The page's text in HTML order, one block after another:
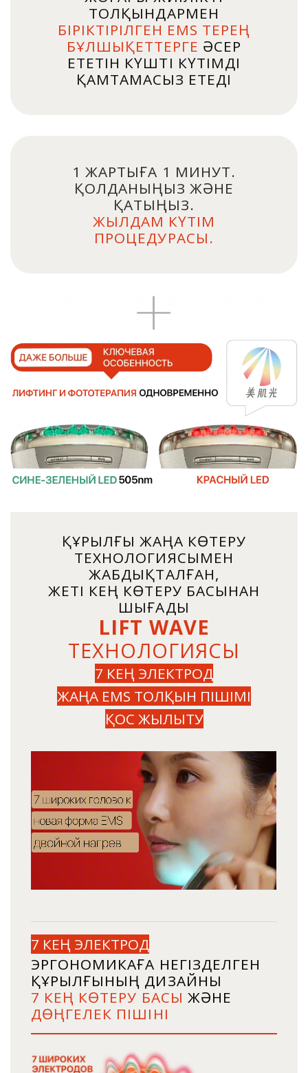
ТОЛҚЫНДАРМЕН
БІРІКТІРІЛГЕН EMS ТЕРЕҢ
БҰЛШЫҚЕТТЕРГЕ ӘСЕР
ЕТЕТІН КҮШТІ КҮТІМДІ
ҚАМТАМАСЫЗ ЕТЕДІ
1 ЖАРТЫҒА 1 МИНУТ.
ҚОЛДАНЫҢЫЗ ЖӘНЕ
ҚАТЫҢЫЗ.
ЖЫЛДАМ КҮТІМ
ПРОЦЕДУРАСЫ.
ҚҰРЫЛҒЫ ЖАҢА КӨТЕРУ
ТЕХНОЛОГИЯСЫМЕН
ЖАБДЫҚТАЛҒАН,
ЖЕТІ КЕҢ КӨТЕРУ БАСЫНАН
ШЫҒАДЫ
LIFT WAVE
ТЕХНОЛОГИЯСЫ
7 КЕҢ ЭЛЕКТРОД
ЖАҢА EMS ТОЛҚЫН ПІШІМІ
ҚОС ЖЫЛЫТУ
7 КЕҢ ЭЛЕКТРОД
ЭРГОНОМИКАҒА НЕГІЗДЕЛГЕН
ҚҰРЫЛҒЫНЫҢ ДИЗАЙНЫ
7 КЕҢ КӨТЕРУ БАСЫ ЖӘНЕ
ДӨҢГЕЛЕК ПІШІНІ